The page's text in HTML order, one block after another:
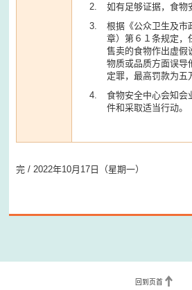
如有足够证据，食物
根据《公众卫生及市
章）第６１条规定，
售卖的食物作出虚假
物质或品质方面误导
定罪，最高罚款为五
食物安全中心会知会
件和采取适当行动。
完 / 2022年10月17日（星期一）
回到页首